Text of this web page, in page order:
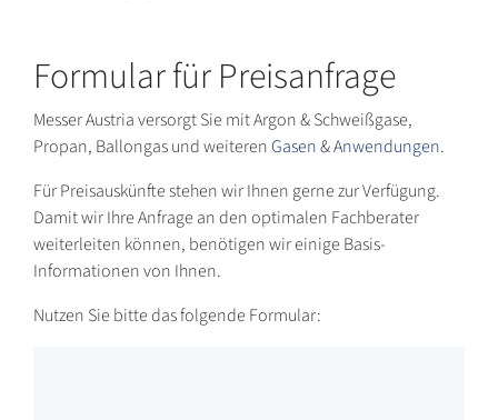
Formular für Preisanfrage
Messer Austria versorgt Sie mit Argon & Schweißgase,
Propan, Ballongas und weiterenGasen&Anwendungen.
Für Preisauskünfte stehen wir Ihnen gerne zur Verfügung.
Damit wir Ihre Anfrage an den optimalen Fachberater
weiterleiten können, benötigen wir einige Basis-
Informationen von Ihnen.
Nutzen Sie bitte das folgende Formular: